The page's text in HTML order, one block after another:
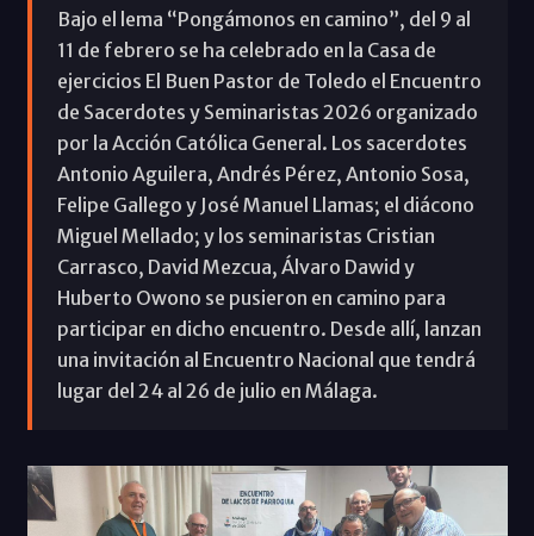
Bajo el lema “Pongámonos en camino”, del 9 al
11 de febrero se ha celebrado en la Casa de
ejercicios El Buen Pastor de Toledo el Encuentro
de Sacerdotes y Seminaristas 2026 organizado
por la Acción Católica General. Los sacerdotes
Antonio Aguilera, Andrés Pérez, Antonio Sosa,
Felipe Gallego y José Manuel Llamas; el diácono
Miguel Mellado; y los seminaristas Cristian
Carrasco, David Mezcua, Álvaro Dawid y
Huberto Owono se pusieron en camino para
participar en dicho encuentro. Desde allí, lanzan
una invitación al Encuentro Nacional que tendrá
lugar del 24 al 26 de julio en Málaga.